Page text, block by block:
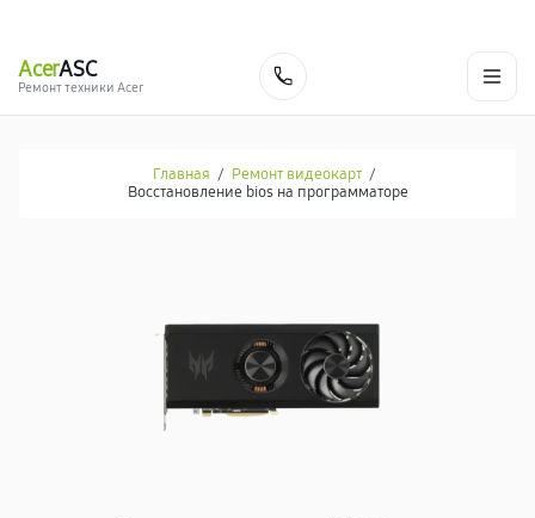
AcerASC
Ремонт техники Acer
Главная / Ремонт видеокарт /
Восстановление bios на программаторе